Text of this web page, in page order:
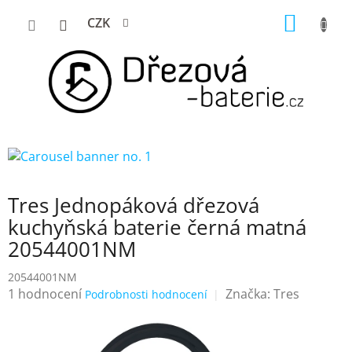
CZK
Tres Jednopáková dřezová
kuchyňská baterie černá matná
20544001NM
20544001NM
Průměrné
1 hodnocení Podrobnosti hodnocení Značka: Tres